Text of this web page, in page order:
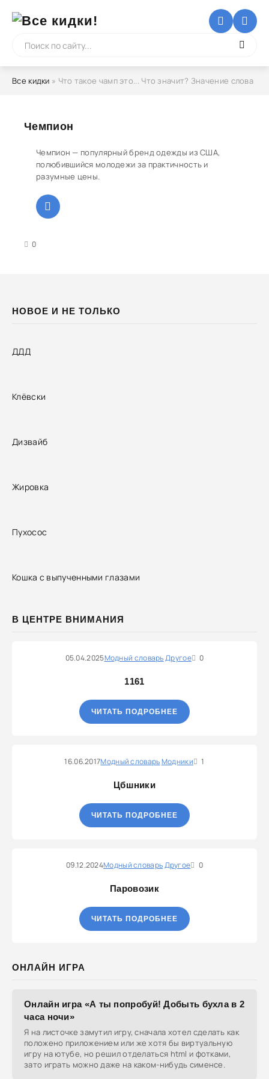
НОВОЕ И НЕ ТОЛЬКО
ДДД
Клёвски
Дизвайб
Жировка
Пухосос
Кошка с выпученными глазами
В ЦЕНТРЕ ВНИМАНИЯ
05.04.2025Модный словарьДругое 0
1161
ЧИТАТЬ ПОДРОБНЕЕ
16.06.2017Модный словарьМодники 1
Цбшники
ЧИТАТЬ ПОДРОБНЕЕ
09.12.2024Модный словарьДругое 0
Паровозик
ЧИТАТЬ ПОДРОБНЕЕ
ОНЛАЙН ИГРА
Онлайн игра «А ты попробуй! Добыть бухла в 2
часа ночи»
Я на листочке замутил игру, сначала хотел сделать как
положено приложением или же хотя бы виртуальную
игру на ютубе, но решил отделаться html и фотками,
зато играть можно даже на каком-нибудь сименсе.
Все кидки » Что такое чамп это... Что значит? Значение слова
Чемпион
Чемпион — популярный бренд одежды из США,
полюбившийся молодежи за практичность и
разумные цены.
0